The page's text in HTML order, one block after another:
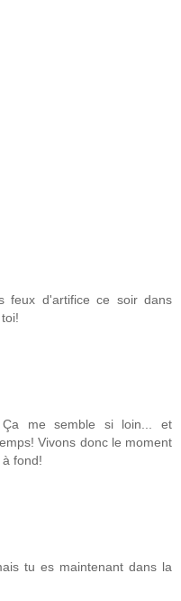
feux d'artifice ce soir dans
Ça me semble si loin... et
Vivons donc le moment
fond!
tu es maintenant dans la